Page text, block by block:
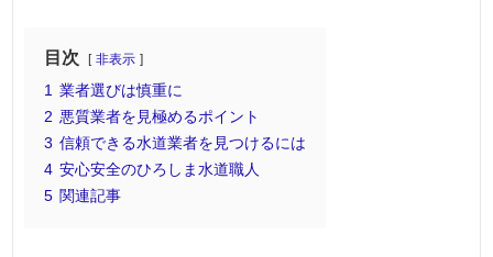
目次 非表示
1 業者選びは慎重に
2 悪質業者を見極めるポイント
3 信頼できる水道業者を見つけるには
4 安心安全のひろしま水道職人
5 関連記事